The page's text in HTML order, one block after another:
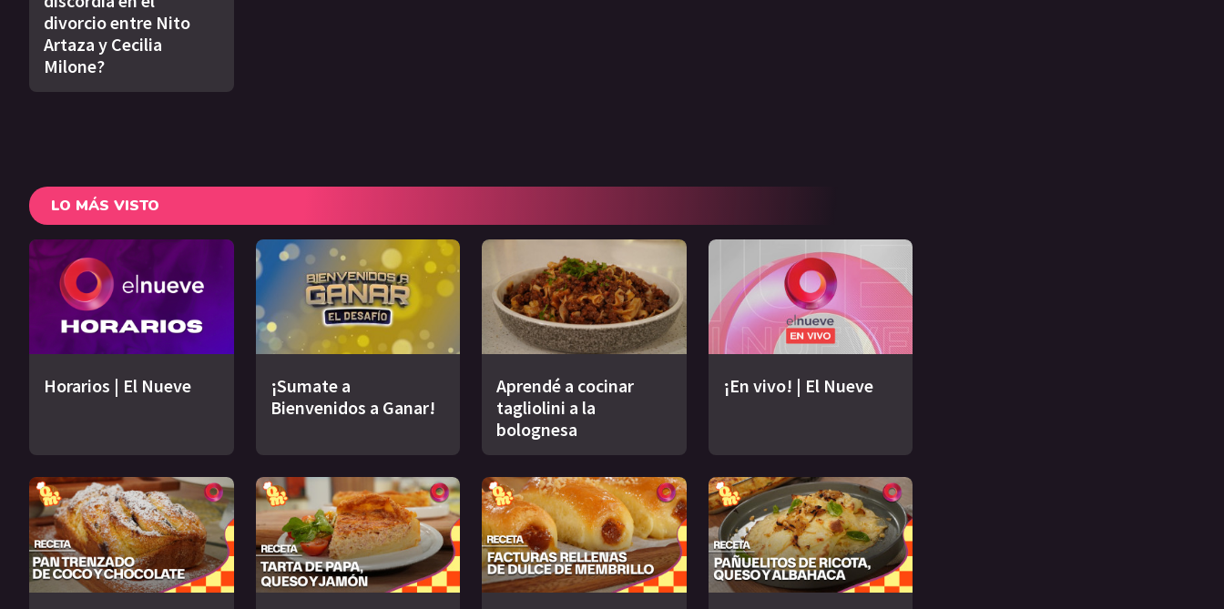
divorcio entre Nito
Artaza y Cecilia
Milone?
LO MÁS VISTO
Horarios | El Nueve
¡Sumate a
Bienvenidos a Ganar!
Aprendé a cocinar
tagliolini a la
bolognesa
¡En vivo! | El Nueve